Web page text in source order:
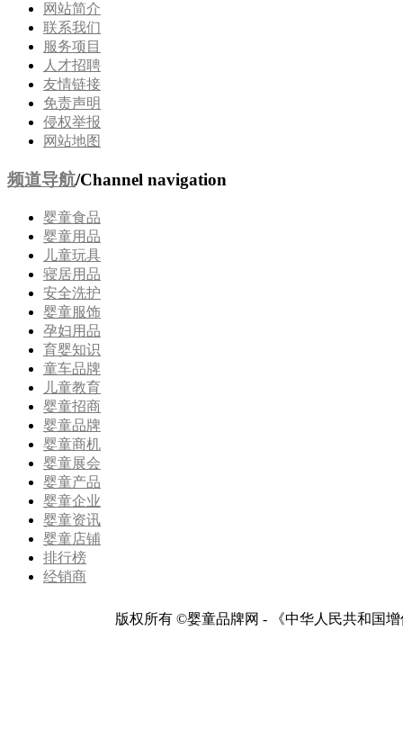
网站简介
联系我们
服务项目
人才招聘
友情链接
免责声明
侵权举报
网站地图
频道导航/Channel navigation
婴童食品
婴童用品
儿童玩具
寝居用品
安全洗护
婴童服饰
孕妇用品
育婴知识
童车品牌
儿童教育
婴童招商
婴童品牌
婴童商机
婴童展会
婴童产品
婴童企业
婴童资讯
婴童店铺
排行榜
经销商
版权所有 ©婴童品牌网 - 《中华人民共和国